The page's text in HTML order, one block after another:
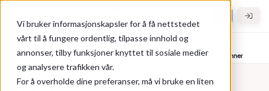
Vi bruker informasjonskapsler for å få nettstedet
vårt til å fungere ordentlig, tilpasse innhold og
annonser, tilby funksjoner knyttet til sosiale medier
og analysere trafikken vår.
For å overholde dine preferanser, må vi bruke en liten
Bolig til leie Leietakere Hybelvenner
Annonser